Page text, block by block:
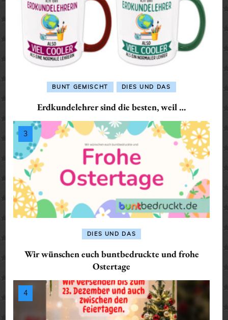
BUNT GEMISCHT DIES UND DAS
Erdkundelehrer sind die besten, weil …
DIES UND DAS
Wir wünschen euch buntbedruckte und frohe
Ostertage